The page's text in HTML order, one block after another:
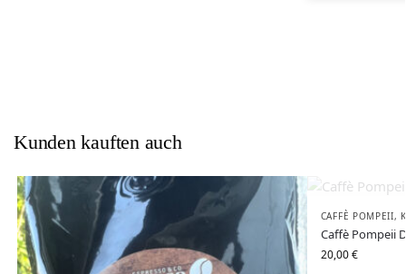
Kunden kauften auch
CAFFÈ POMPEII,
Caffè Pompeii
20,00€